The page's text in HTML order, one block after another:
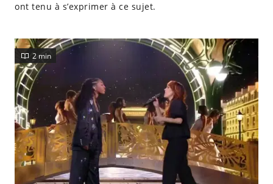
ont tenu à s’exprimer à ce sujet.
2 min